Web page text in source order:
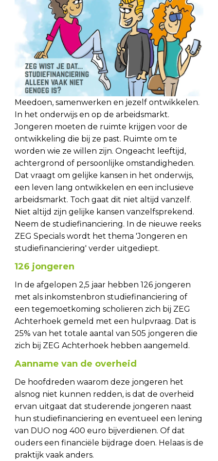
Meedoen, samenwerken en jezelf ontwikkelen.
In het onderwijs en op de arbeidsmarkt.
Jongeren moeten de ruimte krijgen voor de
ontwikkeling die bij ze past. Ruimte om te
worden wie ze willen zijn. Ongeacht leeftijd,
achtergrond of persoonlijke omstandigheden.
Dat vraagt om gelijke kansen in het onderwijs,
een leven lang ontwikkelen en een inclusieve
arbeidsmarkt. Toch gaat dit niet altijd vanzelf.
Niet altijd zijn gelijke kansen vanzelfsprekend.
Neem de studiefinanciering. In de nieuwe reeks
ZEG Specials wordt het thema 'Jongeren en
studiefinanciering' verder uitgediept.
126 jongeren
In de afgelopen 2,5 jaar hebben 126 jongeren
met als inkomstenbron studiefinanciering of
een tegemoetkoming scholieren zich bij ZEG
Achterhoek gemeld met een hulpvraag. Dat is
25% van het totale aantal van 505 jongeren die
zich bij ZEG Achterhoek hebben aangemeld.
Aanname van de overheid
De hoofdreden waarom deze jongeren het
alsnog niet kunnen redden, is dat de overheid
ervan uitgaat dat studerende jongeren naast
hun studiefinanciering en eventueel een lening
van DUO nog 400 euro bijverdienen. Of dat
ouders een financiële bijdrage doen. Helaas is de
praktijk vaak anders.